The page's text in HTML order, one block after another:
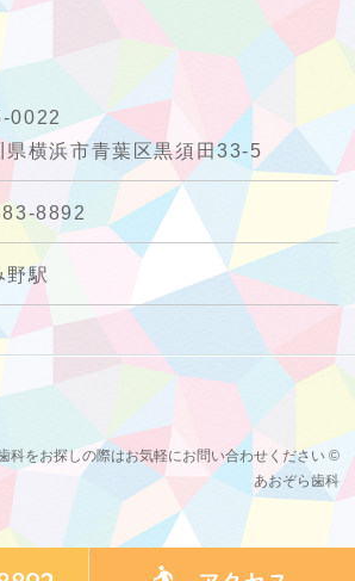
0022
県横浜市青葉区黒須田33-5
8892
野駅
科をお探しの際はお気軽にお問い合わせください ©
あおぞら歯科